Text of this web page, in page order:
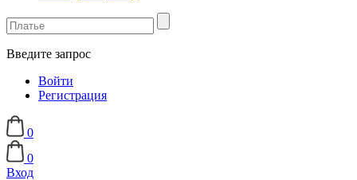
Введите запрос
Войти
Регистрация
0
0
Вход